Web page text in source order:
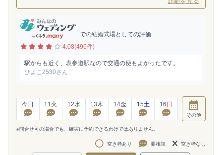
での結婚式場としての評価
4.08(496件)
駅からも近く、表参道駅なので交通の便もよかったです。
ひよこ2530さん
今日 11火 12水 13木 14金 15土 16 日
その他
※問合せ可の場合でも、確実に予約できるわけではありません。
空き枠あり 要相談 空き枠なし